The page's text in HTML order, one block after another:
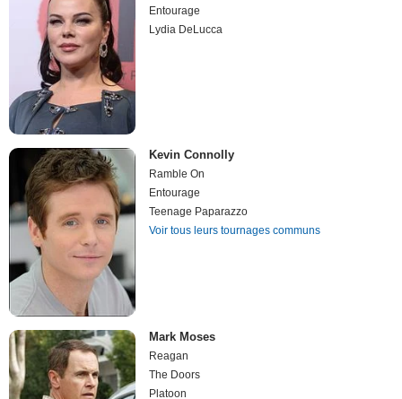
Entourage
Lydia DeLucca
Kevin Connolly
Ramble On
Entourage
Teenage Paparazzo
Voir tous leurs tournages communs
Mark Moses
Reagan
The Doors
Platoon